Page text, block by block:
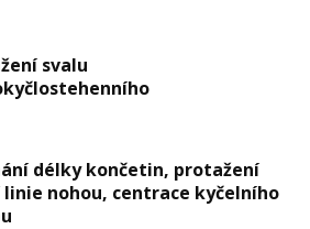
svalu
délky končetin, protažení
linie nohou, centrace kyčelního